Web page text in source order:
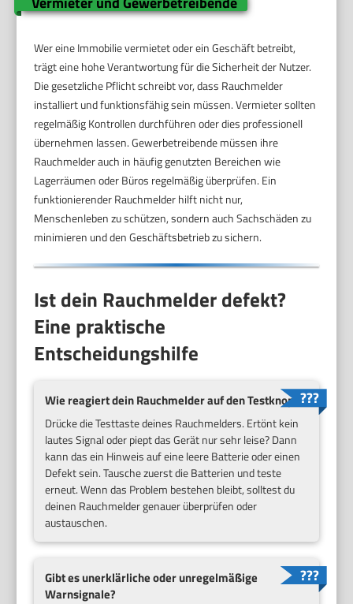
Wer eine Immobilie vermietet oder ein Geschäft betreibt,
trägt eine hohe Verantwortung für die Sicherheit der Nutzer.
Die gesetzliche Pflicht schreibt vor, dass Rauchmelder
installiert und funktionsfähig sein müssen. Vermieter sollten
regelmäßig Kontrollen durchführen oder dies professionell
übernehmen lassen. Gewerbetreibende müssen ihre
Rauchmelder auch in häufig genutzten Bereichen wie
Lagerräumen oder Büros regelmäßig überprüfen. Ein
funktionierender Rauchmelder hilft nicht nur,
Menschenleben zu schützen, sondern auch Sachschäden zu
minimieren und den Geschäftsbetrieb zu sichern.
Ist dein Rauchmelder defekt?
Eine praktische
Entscheidungshilfe
Wie reagiert dein Rauchmelder auf den Testknopf?
Drücke die Testtaste deines Rauchmelders. Ertönt kein
lautes Signal oder piept das Gerät nur sehr leise? Dann
kann das ein Hinweis auf eine leere Batterie oder einen
Defekt sein. Tausche zuerst die Batterien und teste
erneut. Wenn das Problem bestehen bleibt, solltest du
deinen Rauchmelder genauer überprüfen oder
austauschen.
Gibt es unerklärliche oder unregelmäßige
Warnsignale?